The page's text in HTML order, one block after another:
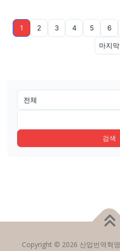
1 2 3 4 5 6
마지막
검색
Copyright © 2026 산업번역혁명